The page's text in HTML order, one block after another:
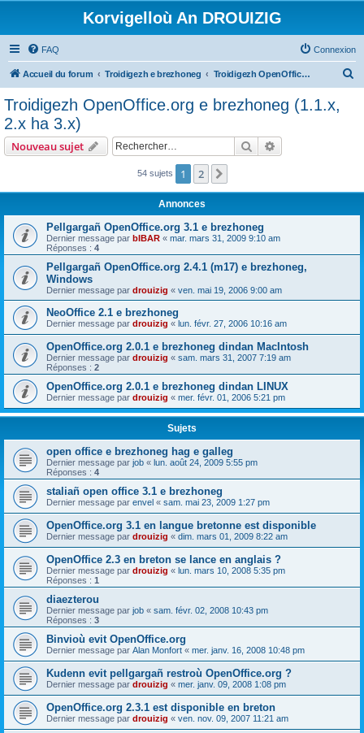
Korvigelloù An DROUIZIG
FAQ Connexion
Accueil du forum Troidigezh e brezhoneg Troidigezh OpenOffice.org e brezhoneg (1.1.x, 2.x ha 3.x)
c
Troidigezh OpenOffice.org e brezhoneg (1.1.x,
2.x ha 3.x)
Nouveau sujet Rechercher
54 sujets 1 2
Annonces
Pellgargañ OpenOffice.org 3.1 e brezhoneg
Dernier message par bIBAR « mar. mars 31, 2009 9:10 am
Réponses : 4
Pellgargañ OpenOffice.org 2.4.1 (m17) e brezhoneg,
Windows
Dernier message par drouizig « ven. mai 19, 2006 9:00 am
NeoOffice 2.1 e brezhoneg
Dernier message par drouizig « lun. févr. 27, 2006 10:16 am
OpenOffice.org 2.0.1 e brezhoneg dindan MacIntosh
Dernier message par drouizig « sam. mars 31, 2007 7:19 am
Réponses : 2
OpenOffice.org 2.0.1 e brezhoneg dindan LINUX
Dernier message par drouizig « mer. févr. 01, 2006 5:21 pm
Sujets
open office e brezhoneg hag e galleg
Dernier message par job « lun. août 24, 2009 5:55 pm
Réponses : 4
staliañ open office 3.1 e brezhoneg
Dernier message par envel « sam. mai 23, 2009 1:27 pm
OpenOffice.org 3.1 en langue bretonne est disponible
Dernier message par drouizig « dim. mars 01, 2009 8:22 am
OpenOffice 2.3 en breton se lance en anglais ?
Dernier message par drouizig « lun. mars 10, 2008 5:35 pm
Réponses : 1
diaezterou
Dernier message par job « sam. févr. 02, 2008 10:43 pm
Réponses : 3
Binvioù evit OpenOffice.org
Dernier message par Alan Monfort « mer. janv. 16, 2008 10:48 pm
Kudenn evit pellgargañ restroù OpenOffice.org ?
Dernier message par drouizig « mer. janv. 09, 2008 1:08 pm
OpenOffice.org 2.3.1 est disponible en breton
Dernier message par drouizig « ven. nov. 09, 2007 11:21 am